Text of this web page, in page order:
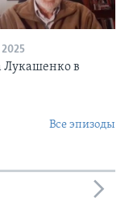
Лукашенко в
Все эпизоды